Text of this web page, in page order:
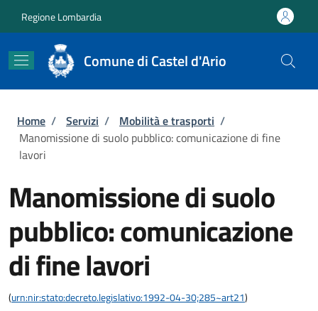
Regione Lombardia
Comune di Castel d'Ario
Briciole di pane
Home / Servizi / Mobilità e trasporti /
Manomissione di suolo pubblico: comunicazione di fine
lavori
Manomissione di suolo
pubblico: comunicazione
di fine lavori
(urn:nir:stato:decreto.legislativo:1992-04-30;285~art21)